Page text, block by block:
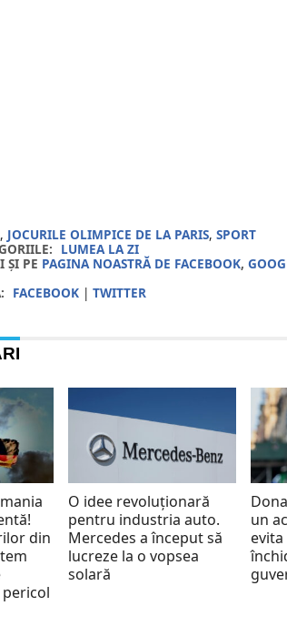
, JOCURILE OLIMPICE DE LA PARIS,SPORT
LUMEA LA ZI
ȘI PE PAGINA NOASTRĂ DE FACEBOOK,
FACEBOOK |TWITTER
din
O idee revoluționară
pentru industria auto.
Mercedes a început să
lucreze la o vopsea
solară
un
evita